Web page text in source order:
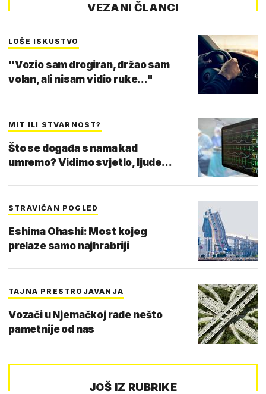
VEZANI ČLANCI
LOŠE ISKUSTVO
"Vozio sam drogiran, držao sam
volan, ali nisam vidio ruke..."
MIT ILI STVARNOST?
Što se događa s nama kad
umremo? Vidimo svjetlo, ljude...
STRAVIČAN POGLED
Eshima Ohashi: Most kojeg
prelaze samo najhrabriji
TAJNA PRESTROJAVANJA
Vozači u Njemačkoj rade nešto
pametnije od nas
JOŠ IZ RUBRIKE